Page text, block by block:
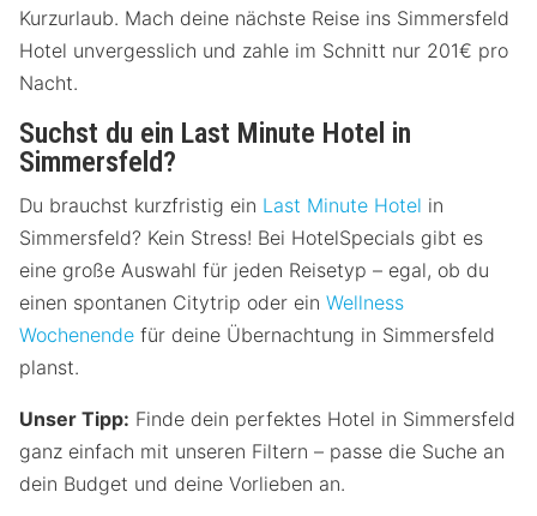
Kurzurlaub. Mach deine nächste Reise ins Simmersfeld
Hotel unvergesslich und zahle im Schnitt nur 201€ pro
Nacht.
Suchst du ein Last Minute Hotel in
Simmersfeld?
Du brauchst kurzfristig ein Last Minute Hotel in
Simmersfeld? Kein Stress! Bei HotelSpecials gibt es
eine große Auswahl für jeden Reisetyp – egal, ob du
einen spontanen Citytrip oder ein Wellness
Wochenende für deine Übernachtung in Simmersfeld
planst.
Unser Tipp: Finde dein perfektes Hotel in Simmersfeld
ganz einfach mit unseren Filtern – passe die Suche an
dein Budget und deine Vorlieben an.